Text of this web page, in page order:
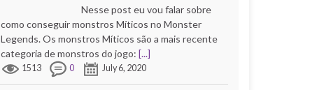
Nesse post eu vou falar sobre
como conseguir monstros Míticos no Monster
Legends. Os monstros Míticos são a mais recente
categoria de monstros do jogo: [...]
1513 0 July 6, 2020